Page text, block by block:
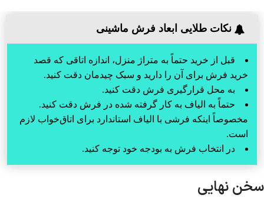
نکات طلایی ابعاد فرش ماشینی
قبل از خرید حتماً به متراژ منزل، اندازه اتاقی که قصد
خرید فرش برای آن را دارید و سبک چیدمان دقت کنید.
به محل قرارگیری فرش دقت کنید.
حتماً به الیاف به کار گرفته شده در فرش دقت کنید.
مخصوصاً اینکه فرشی با الیاف استاندارد برای اتاق‌خواب لازم
است.
در انتخاب فرش به بودجه خود توجه کنید.
سخن نهایی